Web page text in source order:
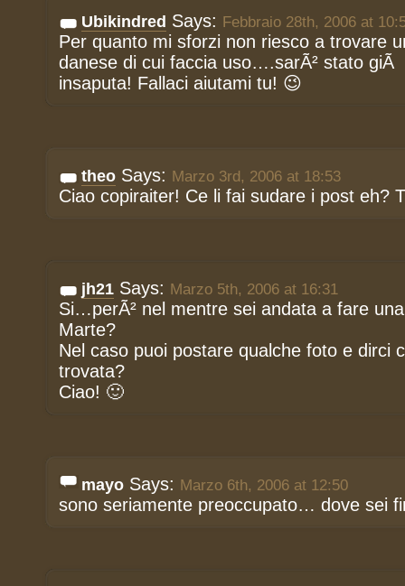
Ubikindred Says: Febbraio 28th, 2006 at
Per quanto mi sforzi non riesco a trovare
danese di cui faccia uso….sarÃ² stato giÃ
insaputa! Fallaci aiutami tu! 😉
theo Says: Marzo 3rd, 2006 at 18:53
Ciao copiraiter! Ce li fai sudare i post eh?
jh21 Says: Marzo 5th, 2006 at 16:31
Si…perÃ² nel mentre sei andata a fare
Marte?
Nel caso puoi postare qualche foto e dirci
trovata?
Ciao! 🙂
mayo Says: Marzo 6th, 2006 at 12:50
sono seriamente preoccupato… dove sei